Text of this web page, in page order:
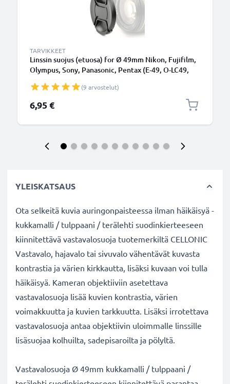
TARVIKKEET
Linssin suojus (etuosa) for Ø 49mm Nikon, Fujifilm,
Olympus, Sony, Panasonic, Pentax (E-49, O-LC49,
Suojus Kansi
(9 arvostelut)
6,95 €
YLEISKATSAUS
Ota selkeitä kuvia auringonpaisteessa ilman häikäisyä -
kukkamalli / tulppaani / terälehti suodinkierteeseen
kiinnitettävä vastavalosuoja tuotemerkiltä CELLONIC
Vastavalo, hajavalo tai sivuvalo vähentävät kuvasta
kontrastia ja värien kirkkautta, lisäksi kuvaan voi tulla
häikäisyä. Kameran objektiiviin asetettava
vastavalosuoja lisää kuvien kontrastia, värien
voimakkuutta ja kuvien tarkkuutta. Lisäksi irrotettava
vastavalosuoja antaa objektiivin uloimmalle linssille
lisäsuojaa kolhuilta, sadepisaroilta ja pölyltä.
Vastavalosuoja Ø 49mm kukkamalli / tulppaani /